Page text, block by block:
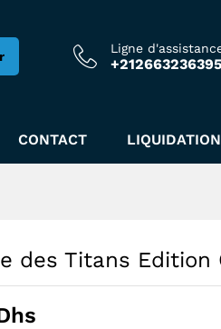
Ligne
+212663236395
CONTACT
des Titans Edition